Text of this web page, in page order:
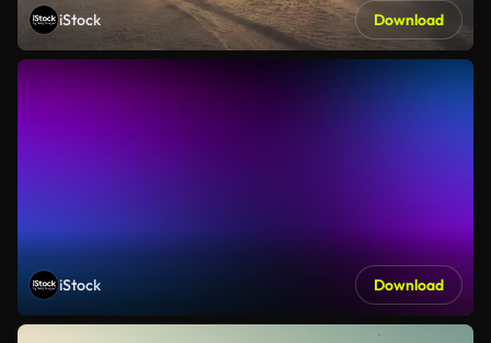
iStock Download
iStock Download